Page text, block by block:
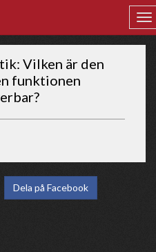
Vilken är den
funktionen
Dela på Facebook